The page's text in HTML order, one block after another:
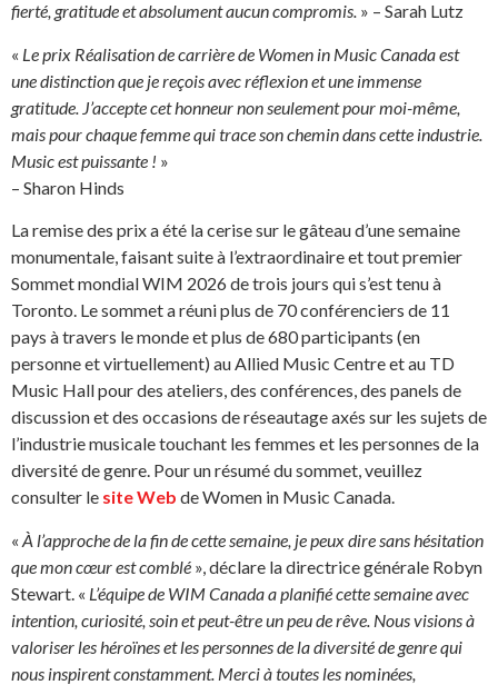
fierté, gratitude et absolument aucun compromis. » – Sarah Lutz
« Le prix Réalisation de carrière de Women in MusicCanada est
une distinction que je reçois avec réflexion et une immense
gratitude. J’accepte cet honneur non seulement pour moi-même,
mais pour chaque femme qui trace son chemindanscette industrie.
Musicest puissante ! »
– Sharon Hinds
La remise des prix a été la cerise sur le gâteau d’une semaine
monumentale, faisant suite à l’extraordinaire et tout premier
Sommet mondial WIM 2026 de trois jours qui s’est tenu à
Toronto. Le sommet a réuni plus de 70 conférenciers de 11
pays à travers le monde et plus de 680 participants (en
personne et virtuellement) au Allied Music Centre et au TD
Music Hall pour des ateliers, des conférences, des panels de
discussion et des occasions de réseautage axés sur les sujets de
l’industrie musicale touchant les femmes et les personnes de la
diversité de genre. Pour un résumé du sommet, veuillez
consulter le site Web de Women in Music Canada.
« À l’approche de la fin de cette semaine, je peux dire sans hésitation
que mon cœur est comblé », déclare la directrice générale Robyn
Stewart. « L’équipe de WIM Canada a planifié cette semaine avec
intention, curiosité, soin et peut-être un peu de rêve. Nous visions à
valoriser les héroïnes et les personnes de la diversité de genre qui
nous inspirent constamment. Merci à toutes les nominées,